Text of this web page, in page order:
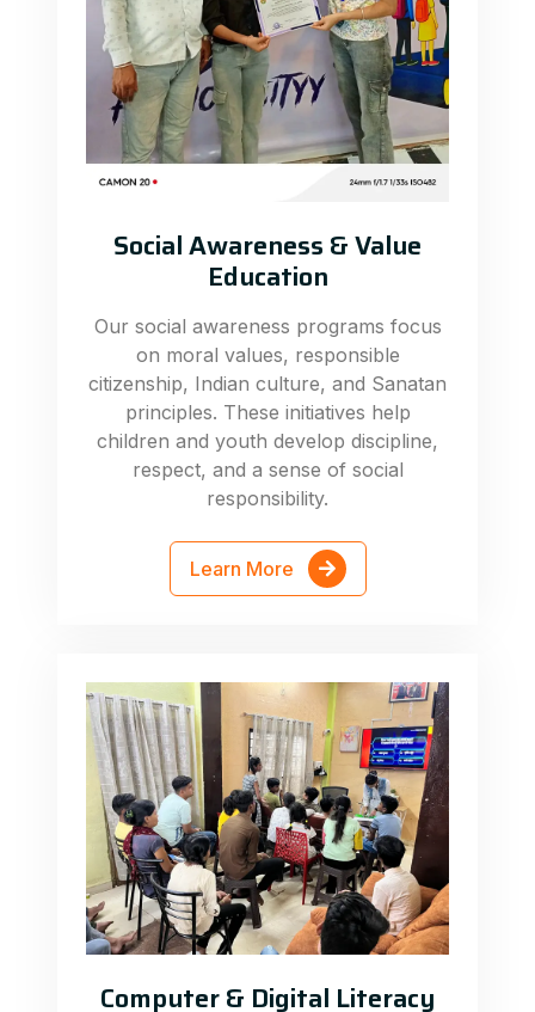
Social Awareness & Value
Education
Our social awareness programs focus
on moral values, responsible
citizenship, Indian culture, and Sanatan
principles. These initiatives help
children and youth develop discipline,
respect, and a sense of social
responsibility.
Learn More
Computer & Digital Literacy